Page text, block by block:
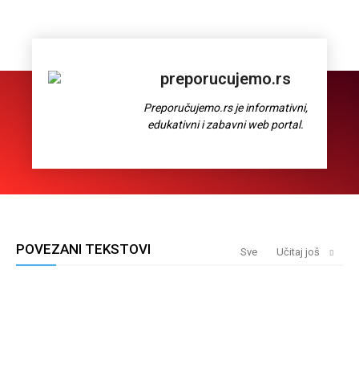
preporucujemo.rs
Preporučujemo.rs je informativni,
edukativni i zabavni web portal.
POVEZANI TEKSTOVI Sve Učitaj još